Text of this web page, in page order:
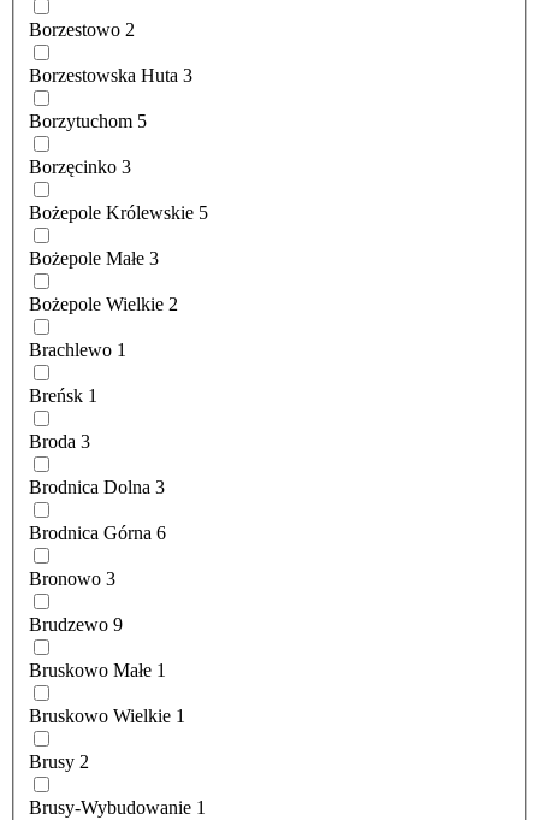
Borzestowo 2
Borzestowska Huta 3
Borzytuchom 5
Borzęcinko 3
Bożepole Królewskie 5
Bożepole Małe 3
Bożepole Wielkie 2
Brachlewo 1
Breńsk 1
Broda 3
Brodnica Dolna 3
Brodnica Górna 6
Bronowo 3
Brudzewo 9
Bruskowo Małe 1
Bruskowo Wielkie 1
Brusy 2
Brusy-Wybudowanie 1